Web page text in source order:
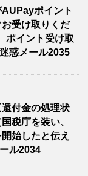
ポイント
受け取りくだ
ポイント受け取
惑メール2035
付金の処理状
税庁を装い、
始したと伝え
ル2034